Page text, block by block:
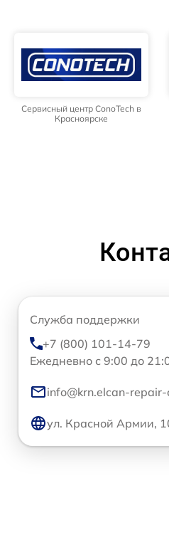
Сервисный центр ConoTech в
Красноярске
Служба поддержки
+7 (800) 101-14-79
Ежедневно с 9:00 до
info@krn.elcan-
ул. Красной Армии,